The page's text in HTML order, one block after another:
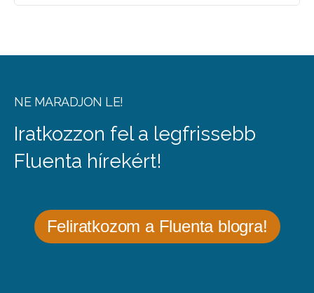
NE MARADJON LE!
Iratkozzon fel a legfrissebb
Fluenta hírekért!
Feliratkozom a Fluenta blogra!